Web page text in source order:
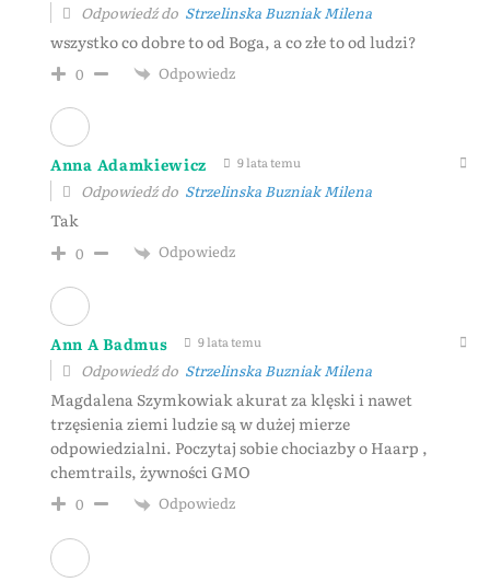
Odpowiedź do Strzelinska Buzniak Milena
wszystko co dobre to od Boga, a co złe to od ludzi?
0 Odpowiedz
Anna Adamkiewicz 9 lata temu
Odpowiedź do Strzelinska Buzniak Milena
Tak
0 Odpowiedz
Ann A Badmus 9 lata temu
Odpowiedź do Strzelinska Buzniak Milena
Magdalena Szymkowiak akurat za klęski i nawet
trzęsienia ziemi ludzie są w dużej mierze
odpowiedzialni. Poczytaj sobie chociazby o Haarp ,
chemtrails, żywności GMO
0 Odpowiedz